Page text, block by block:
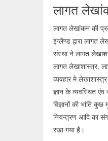
लागत
लागत लेखांकन की
इंग्लैण्ड द्वारा लागत
संस्था ने लागत
लागत लेखाशास्त्र,
व्यवहार मे
ज्ञान के व्यवस्थित
विज्ञानों की भांति
नियन्त्रण आदि का
रखा गया है।